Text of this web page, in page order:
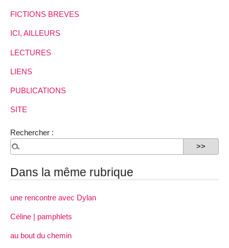
FICTIONS BREVES
ICI, AILLEURS
LECTURES
LIENS
PUBLICATIONS
SITE
Rechercher :
Dans la même rubrique
une rencontre avec Dylan
Céline | pamphlets
au bout du chemin